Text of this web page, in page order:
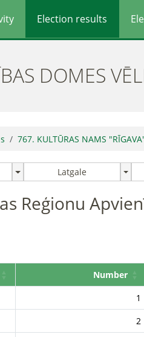
Election results
DOMES
767. KULTŪRAS NAMS
Latgale
Reģionu
Number
1
2